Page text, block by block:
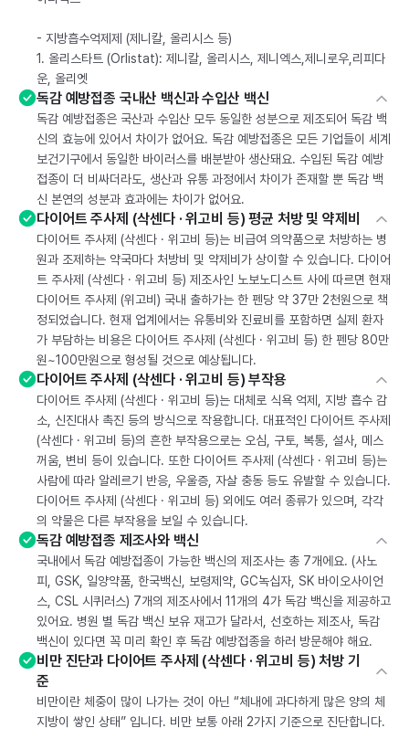
- 지방흡수억제제 (제니칼, 올리시스 등)
1. 올리스타트 (Orlistat): 제니칼, 올리시스, 제니엑스,제니로우,리피다
운, 올리엣
독감 예방접종 국내산 백신과 수입산 백신
독감 예방접종은 국산과 수입산 모두 동일한 성분으로 제조되어 독감 백
신의 효능에 있어서 차이가 없어요. 독감 예방접종은 모든 기업들이 세계
보건기구에서 동일한 바이러스를 배분받아 생산돼요. 수입된 독감 예방
접종이 더 비싸더라도, 생산과 유통 과정에서 차이가 존재할 뿐 독감 백
신 본연의 성분과 효과에는 차이가 없어요.
다이어트 주사제 (삭센다 · 위고비 등) 평균 처방 및 약제비
다이어트 주사제 (삭센다 · 위고비 등)는 비급여 의약품으로 처방하는 병
원과 조제하는 약국마다 처방비 및 약제비가 상이할 수 있습니다. 다이어
트 주사제 (삭센다 · 위고비 등) 제조사인 노보노디스트 사에 따르면 현재
다이어트 주사제 (위고비) 국내 출하가는 한 펜당 약 37만 2천원으로 책
정되었습니다. 현재 업계에서는 유통비와 진료비를 포함하면 실제 환자
가 부담하는 비용은 다이어트 주사제 (삭센다 · 위고비 등) 한 펜당 80만
원~100만원으로 형성될 것으로 예상됩니다.
다이어트 주사제 (삭센다 · 위고비 등) 부작용
다이어트 주사제 (삭센다 · 위고비 등)는 대체로 식욕 억제, 지방 흡수 감
소, 신진대사 촉진 등의 방식으로 작용합니다. 대표적인 다이어트 주사제
(삭센다 · 위고비 등)의 흔한 부작용으로는 오심, 구토, 복통, 설사, 메스
꺼움, 변비 등이 있습니다. 또한 다이어트 주사제 (삭센다 · 위고비 등)는
사람에 따라 알레르기 반응, 우울증, 자살 충동 등도 유발할 수 있습니다.
다이어트 주사제 (삭센다 · 위고비 등) 외에도 여러 종류가 있으며, 각각
의 약물은 다른 부작용을 보일 수 있습니다.
독감 예방접종 제조사와 백신
국내에서 독감 예방접종이 가능한 백신의 제조사는 총 7개에요. (사노
피, GSK, 일양약품, 한국백신, 보령제약, GC녹십자, SK 바이오사이언
스, CSL 시퀴러스) 7개의 제조사에서 11개의 4가 독감 백신을 제공하고
있어요. 병원 별 독감 백신 보유 재고가 달라서, 선호하는 제조사, 독감
백신이 있다면 꼭 미리 확인 후 독감 예방접종을 하러 방문해야 해요.
비만 진단과 다이어트 주사제 (삭센다 · 위고비 등) 처방 기
준
비만이란 체중이 많이 나가는 것이 아닌 “체내에 과다하게 많은 양의 체
지방이 쌓인 상태” 입니다. 비만 보통 아래 2가지 기준으로 진단합니다.